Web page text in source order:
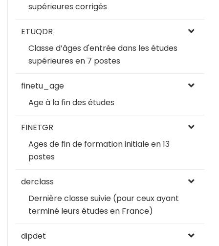
supérieures corrigés
ETUQDR
Classe d’âges d'entrée dans les études
supérieures en 7 postes
finetu_age
Age à la fin des études
FINETGR
Ages de fin de formation initiale en 13
postes
derclass
Dernière classe suivie (pour ceux ayant
terminé leurs études en France)
dipdet